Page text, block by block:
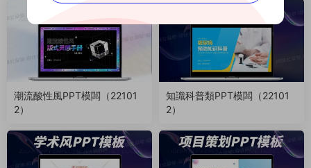
潮流酸性風PPT模闆（22101
2）
知識科普類PPT模闆（22101
2）